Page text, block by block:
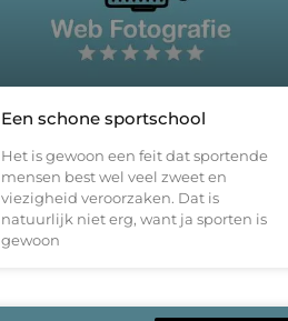
Een schone sportschool
Het is gewoon een feit dat sportende
mensen best wel veel zweet en
viezigheid veroorzaken. Dat is
natuurlijk niet erg, want ja sporten is
gewoon